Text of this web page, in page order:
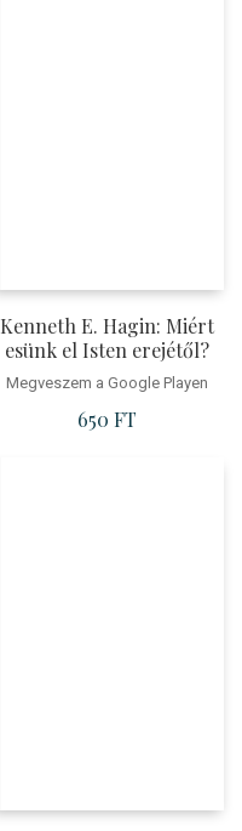
Kenneth E. Hagin: Miért
esünk el Isten erejétől?
Megveszem a Google Playen
650 FT